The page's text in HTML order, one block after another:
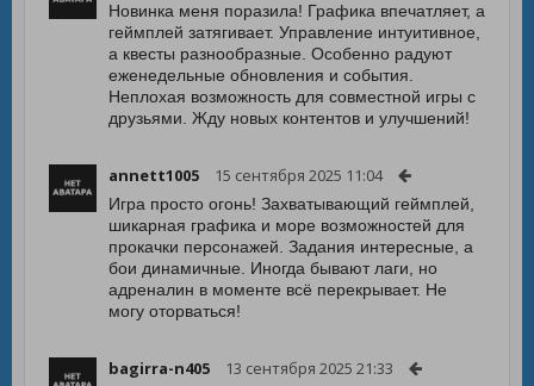
Новинка меня поразила! Графика впечатляет, а
геймплей затягивает. Управление интуитивное,
а квесты разнообразные. Особенно радуют
еженедельные обновления и события.
Неплохая возможность для совместной игры с
друзьями. Жду новых контентов и улучшений!
annett1005 15 сентября 2025 11:04
Игра просто огонь! Захватывающий геймплей,
шикарная графика и море возможностей для
прокачки персонажей. Задания интересные, а
бои динамичные. Иногда бывают лаги, но
адреналин в моменте всё перекрывает. Не
могу оторваться!
bagirra-n405 13 сентября 2025 21:33